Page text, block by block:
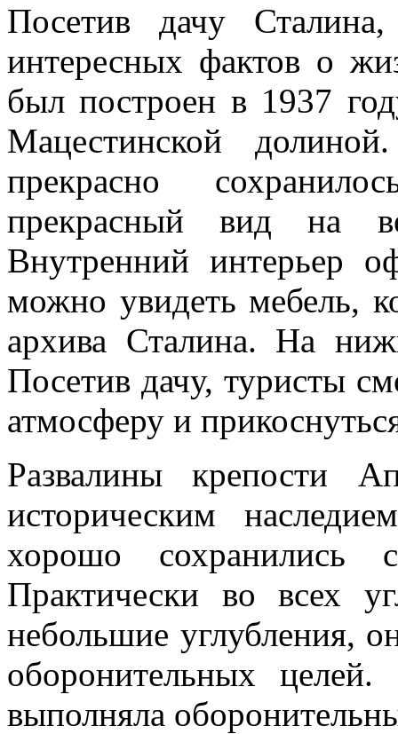
Посетив дачу
интересных фактов о
был построен в 1937
Мацестинской
прекрасно
прекрасный вид на
Внутренний интерьер
можно увидеть мебель,
архива Сталина. На
Посетив дачу, туристы
атмосферу и
Развалины крепости
историческим
хорошо сохранились
Практически во всех
небольшие углубления,
оборонительных
выполняла